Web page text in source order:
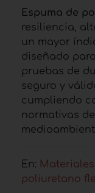
Espuma de
resiliencia,
un mayor
diseñado
pruebas de
seguro y
cumpliendo
normativas
En:
poliuretano